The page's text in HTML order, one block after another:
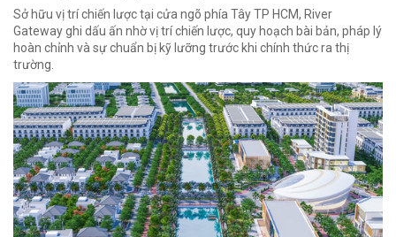
Sở hữu vị trí chiến lược tại cửa ngõ phía Tây TP HCM, River
Gateway ghi dấu ấn nhờ vị trí chiến lược, quy hoạch bài bản, pháp lý
hoàn chỉnh và sự chuẩn bị kỹ lưỡng trước khi chính thức ra thị
trường.